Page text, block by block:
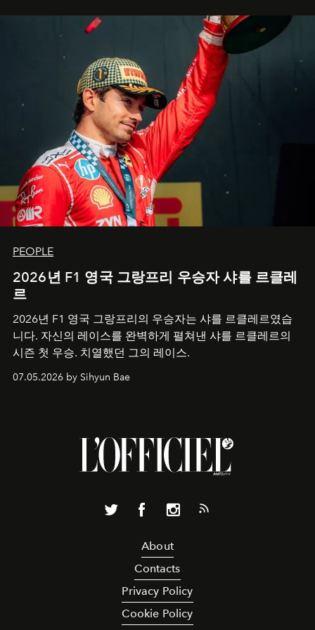
PEOPLE
2026년 F1 영국 그랑프리 우승자 샤를 르클레
르
2026년 F1 영국 그랑프리의 우승자는 샤를 르클레르였습
니다. 자신의 레이스를 완벽하게 펼쳐낸 샤를 르클레르의
시즌 첫 우승. 치열했던 그의 레이스.
07.05.2026 by Sihyun Bae
About
Contacts
Privacy Policy
Cookie Policy